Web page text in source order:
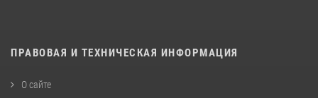
ПРАВОВАЯ И ТЕХНИЧЕСКАЯ ИНФОРМАЦИЯ
О сайте